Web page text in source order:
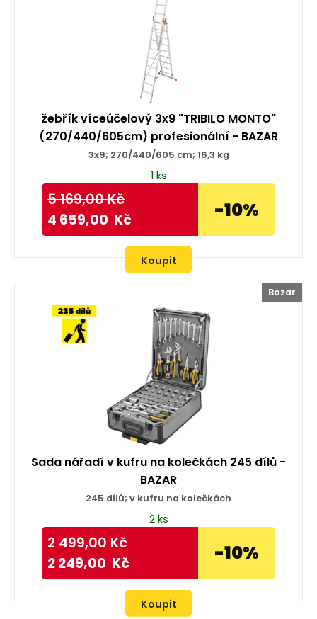
žebřík víceúčelový 3x9 "TRIBILO MONTO"
(270/440/605cm) profesionální - BAZAR
3x9; 270/440/605 cm; 16,3 kg
1 ks
5 169,00Kč
4 659,00 Kč -10%
Koupit
Bazar
Sada nářadí v kufru na kolečkách 245 dílů -
BAZAR
245 dílů; v kufru na kolečkách
2 ks
2 499,00Kč
2 249,00 Kč -10%
Koupit